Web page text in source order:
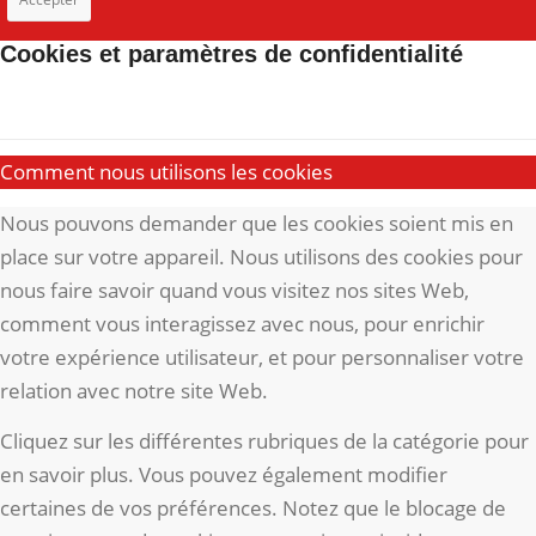
Cookies et paramètres de confidentialité
Comment nous utilisons les cookies
Nous pouvons demander que les cookies soient mis en
place sur votre appareil. Nous utilisons des cookies pour
nous faire savoir quand vous visitez nos sites Web,
comment vous interagissez avec nous, pour enrichir
votre expérience utilisateur, et pour personnaliser votre
relation avec notre site Web.
Cliquez sur les différentes rubriques de la catégorie pour
en savoir plus. Vous pouvez également modifier
certaines de vos préférences. Notez que le blocage de